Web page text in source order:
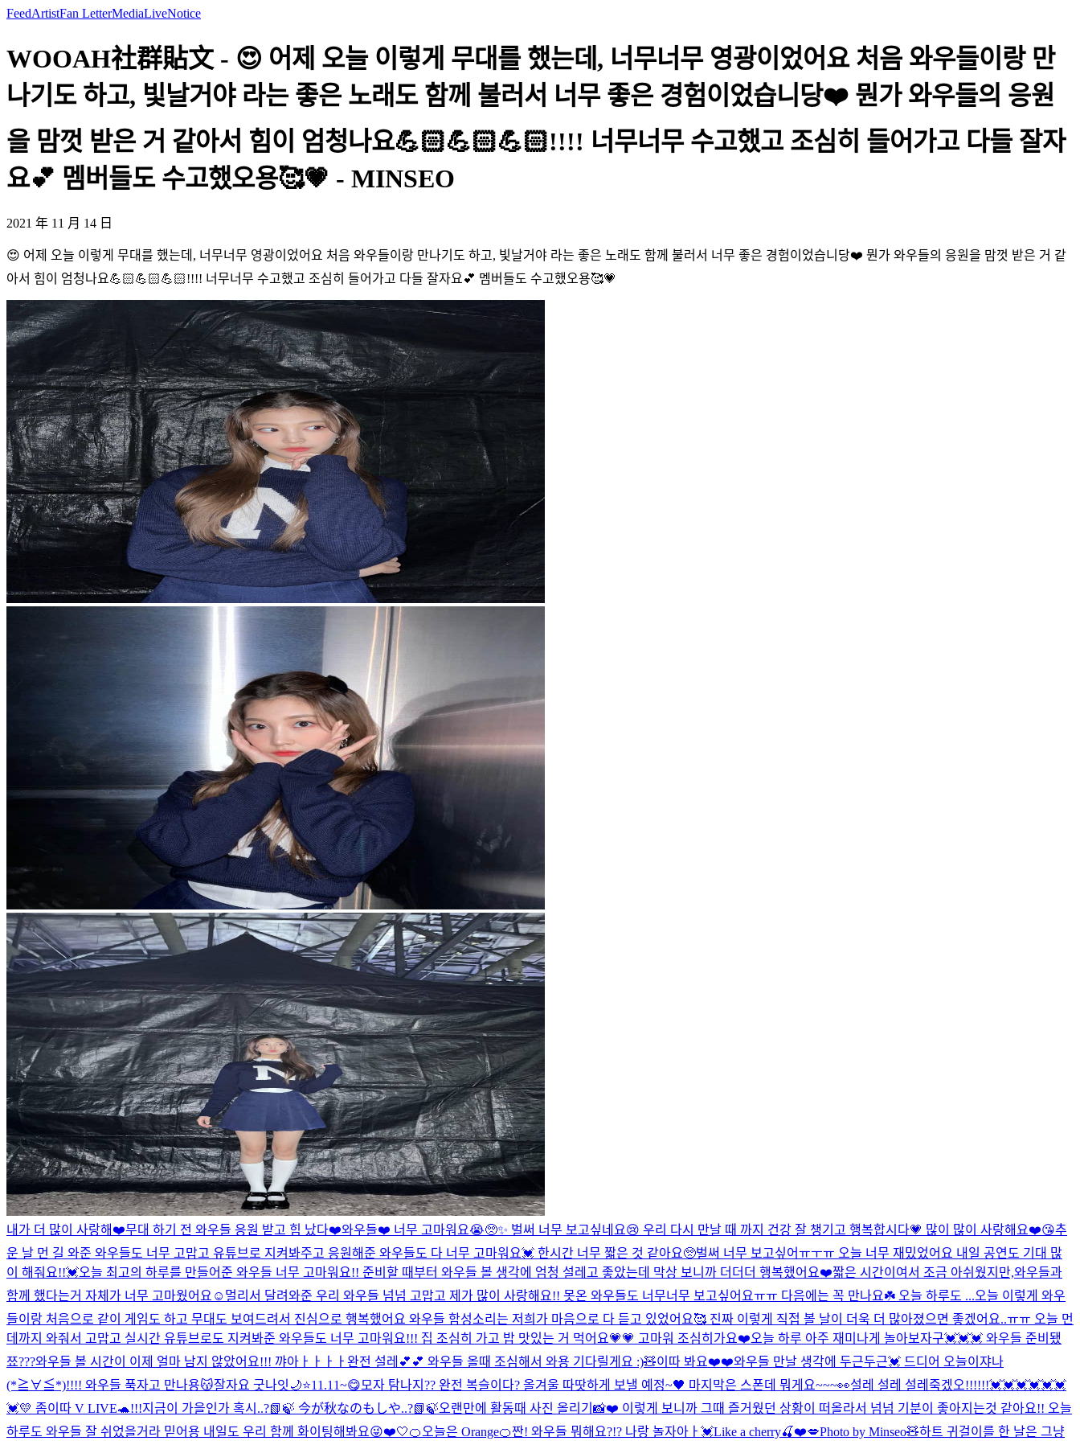
FeedArtistFan LetterMediaLiveNotice
WOOAH社群貼文 - 😍 어제 오늘 이렇게 무대를 했는데, 너무너무 영광이었어요 처음 와우들이랑 만
나기도 하고, 빛날거야 라는 좋은 노래도 함께 불러서 너무 좋은 경험이었습니당❤️ 뭔가 와우들의 응원
을 맘껏 받은 거 같아서 힘이 엄청나요💪🏻💪🏻💪🏻!!!! 너무너무 수고했고 조심히 들어가고 다들 잘자
요💕 멤버들도 수고했오용🥰💗 - MINSEO
2021 年 11 月 14 日
😍 어제 오늘 이렇게 무대를 했는데, 너무너무 영광이었어요 처음 와우들이랑 만나기도 하고, 빛날거야 라는 좋은 노래도 함께 불러서 너무 좋은 경험이었습니당❤️ 뭔가 와우들의 응원을 맘껏 받은 거 같
아서 힘이 엄청나요💪🏻💪🏻💪🏻!!!! 너무너무 수고했고 조심히 들어가고 다들 잘자요💕 멤버들도 수고했오용🥰💗
내가 더 많이 사랑해❤️무대 하기 전 와우들 응원 받고 힘 났다❤️와우들❤️ 너무 고마워요😭🥺✨ 벌써 너무 보고싶네요😢 우리 다시 만날 때 까지 건강 잘 챙기고 행복합시다💗 많이 많이 사랑해요❤️😘추
운 날 먼 길 와준 와우들도 너무 고맙고 유튜브로 지켜봐주고 응원해준 와우들도 다 너무 고마워요💓 한시간 너무 짧은 것 같아요🥺벌써 너무 보고싶어ㅠㅜㅠ 오늘 너무 재밌었어요 내일 공연도 기대 많
이 해줘요!!💓오늘 최고의 하루를 만들어준 와우들 너무 고마워요!! 준비할 때부터 와우들 볼 생각에 엄청 설레고 좋았는데 막상 보니까 더더더 행복했어요❤️짧은 시간이여서 조금 아쉬웠지만,와우들과
함께 했다는거 자체가 너무 고마웠어요☺️멀리서 달려와준 우리 와우들 넘넘 고맙고 제가 많이 사랑해요!! 못온 와우들도 너무너무 보고싶어요ㅠㅠ 다음에는 꼭 만나요☘️ 오늘 하루도 ...오늘 이렇게 와우
들이랑 처음으로 같이 게임도 하고 무대도 보여드려서 진심으로 행복했어요 와우들 함성소리는 저희가 마음으로 다 듣고 있었어요🥰 진짜 이렇게 직접 볼 날이 더욱 더 많아졌으면 좋겠어요..ㅠㅠ 오늘 먼
데까지 와줘서 고맙고 실시간 유튜브로도 지켜봐준 와우들도 너무 고마워요!!! 집 조심히 가고 밥 맛있는 거 먹어요💗💗 고마워 조심히가요❤️오늘 하루 아주 재미나게 놀아보자구💓💓💓 와우들 준비됐
쬬???와우들 볼 시간이 이제 얼마 남지 않았어요!!! 꺄아ㅏㅏㅏㅏ완전 설레💕💕 와우들 올때 조심해서 와용 기다릴게요 :)🧸이따 봐요❤️❤️와우들 만날 생각에 두근두근💓 드디어 오늘이쟈나
(*≧∀≦*)!!!! 와우들 푹자고 만나용😽잘자요 굿나잇🌙⭐️11.11~😋모자 탐나지?? 완전 복슬이다? 올겨울 따땃하게 보낼 예정~🖤 마지막은 스폰데 뭐게요~~~👀설레 설레 설레죽겠오!!!!!!💓💓💓💓💓💓
💓💛 좀이따 V LIVE🐢!!!지금이 가을인가 혹시..?📗🍃 今が秋なのもしや..?📗🍃오랜만에 활동때 사진 올리기📸❤️ 이렇게 보니까 그때 즐거웠던 상황이 떠올라서 넘넘 기분이 좋아지는것 같아요!! 오늘
하루도 와우들 잘 쉬었을거라 믿어용 내일도 우리 함께 화이팅해봐요😜❤️🤍🍊오늘은 Orange🍊짠! 와우들 뭐해요?!? 나랑 놀자아ㅏ💓Like a cherry🍒❤️💋Photo by Minseo🧸하트 귀걸이를 한 날은 그냥